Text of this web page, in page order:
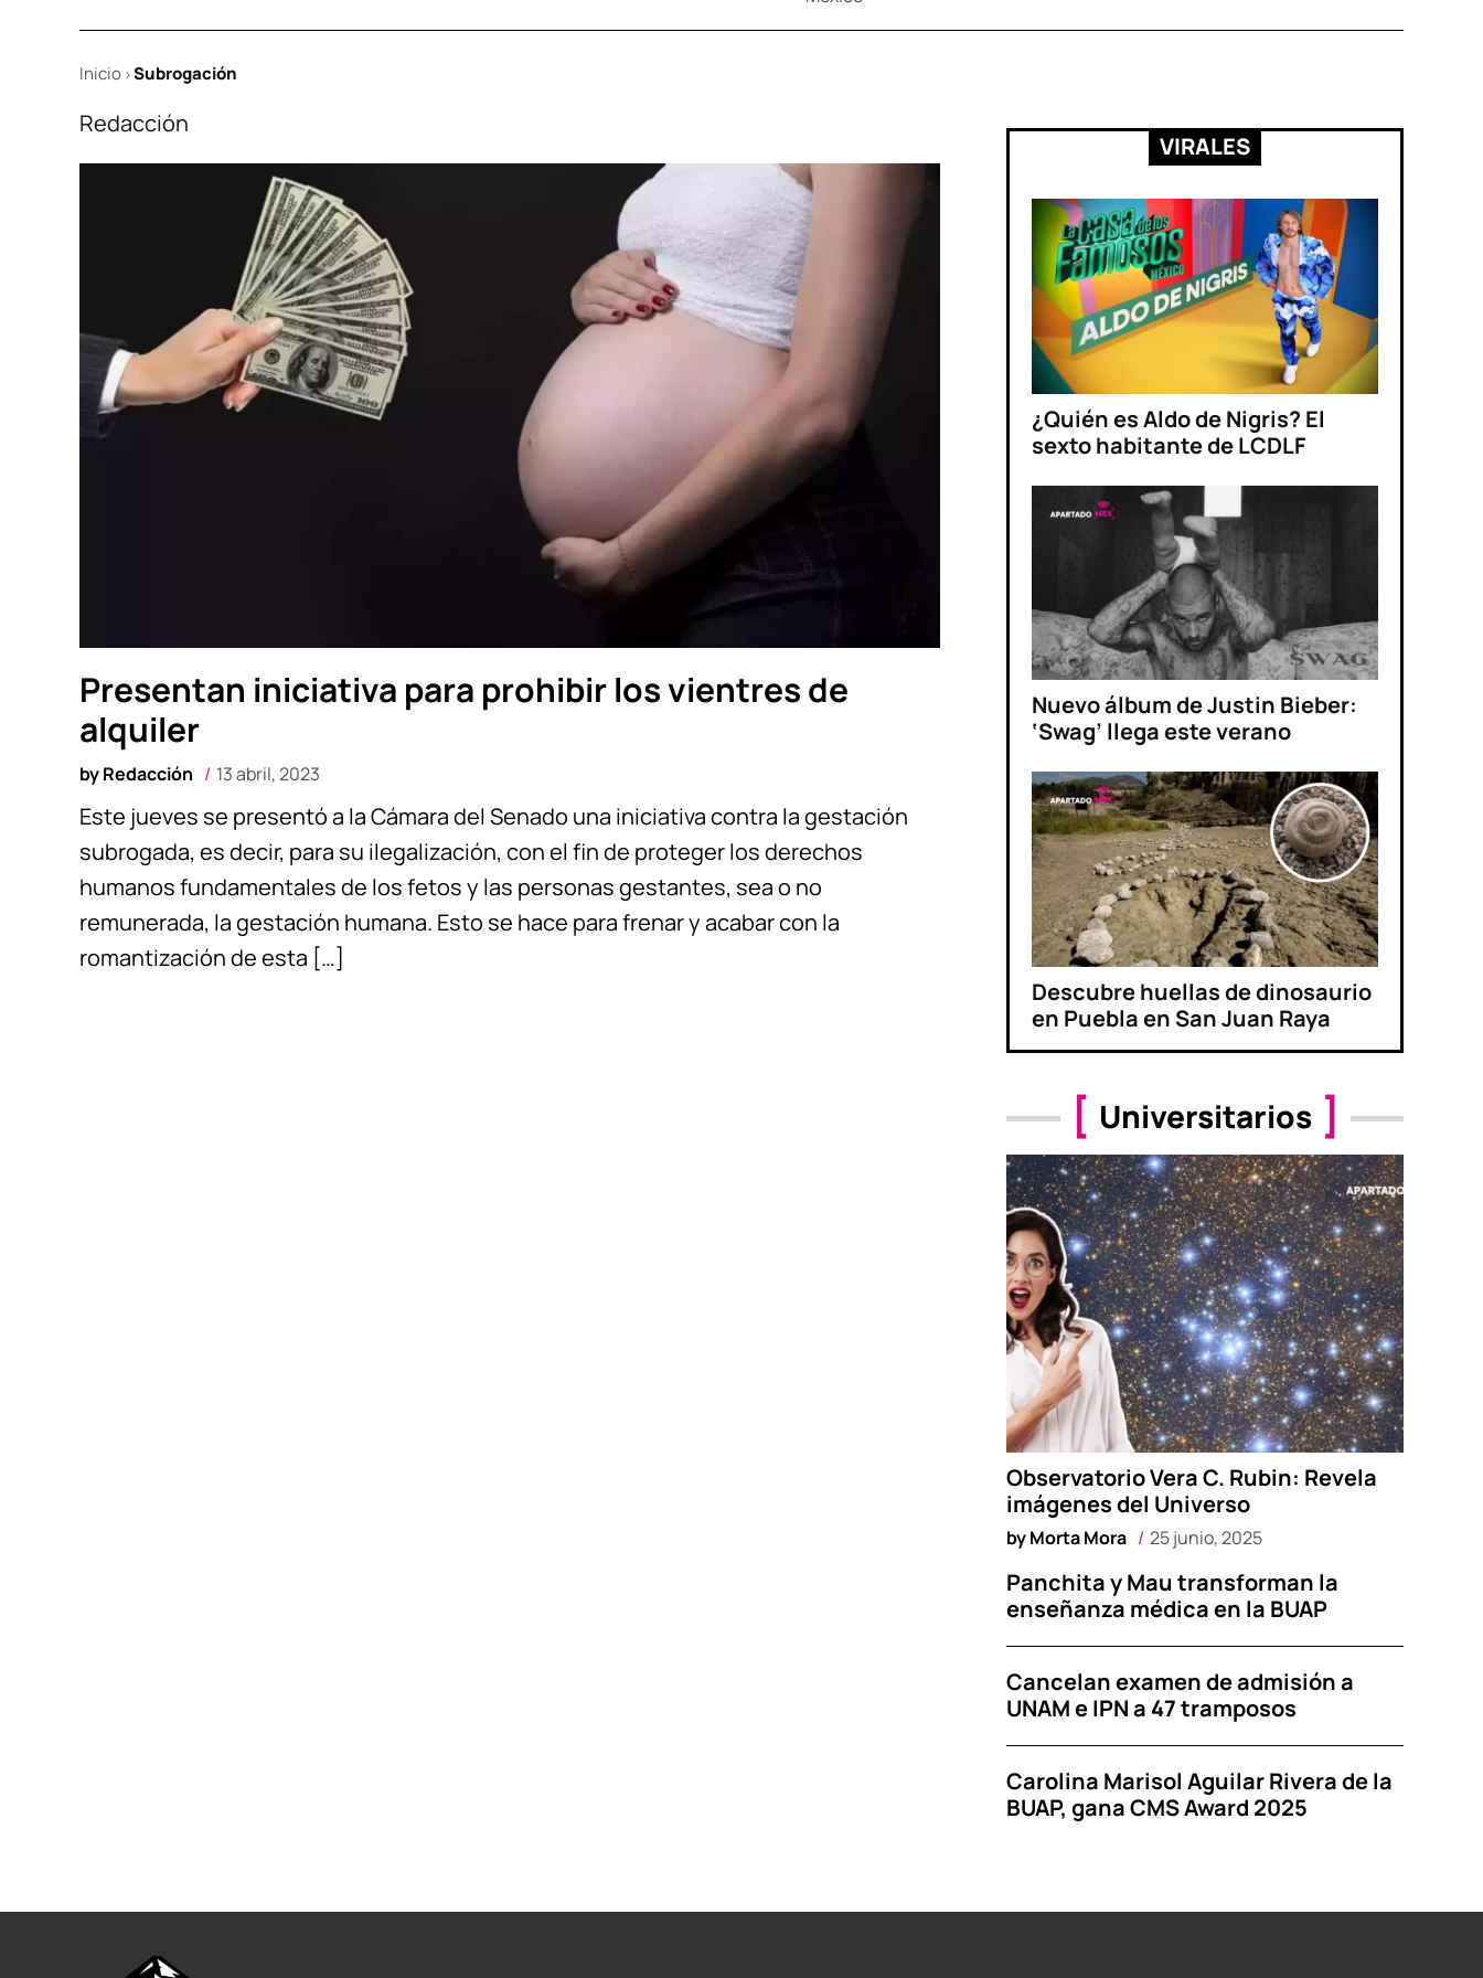
Inicio >Subrogación
Redacción
Presentan iniciativa para prohibir los vientres de
alquiler
byRedacción 13 abril, 2023
Este jueves se presentó a la Cámara del Senado una iniciativa contra la gestación
subrogada, es decir, para su ilegalización, con el fin de proteger los derechos
humanos fundamentales de los fetos y las personas gestantes, sea o no
remunerada, la gestación humana. Esto se hace para frenar y acabar con la
romantización de esta […]
VIRALES
¿Quién es Aldo de Nigris? El
sexto habitante de LCDLF
Nuevo álbum de Justin Bieber:
‘Swag’ llega este verano
Descubre huellas de dinosaurio
en Puebla en San Juan Raya
Universitarios
Observatorio Vera C. Rubin: Revela
imágenes del Universo
byMorta Mora 25 junio, 2025
Panchita y Mau transforman la
enseñanza médica en la BUAP
Cancelan examen de admisión a
UNAM e IPN a 47 tramposos
Carolina Marisol Aguilar Rivera de la
BUAP, gana CMS Award 2025